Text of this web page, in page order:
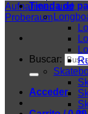
Buscar:
Acceder
Tienda de